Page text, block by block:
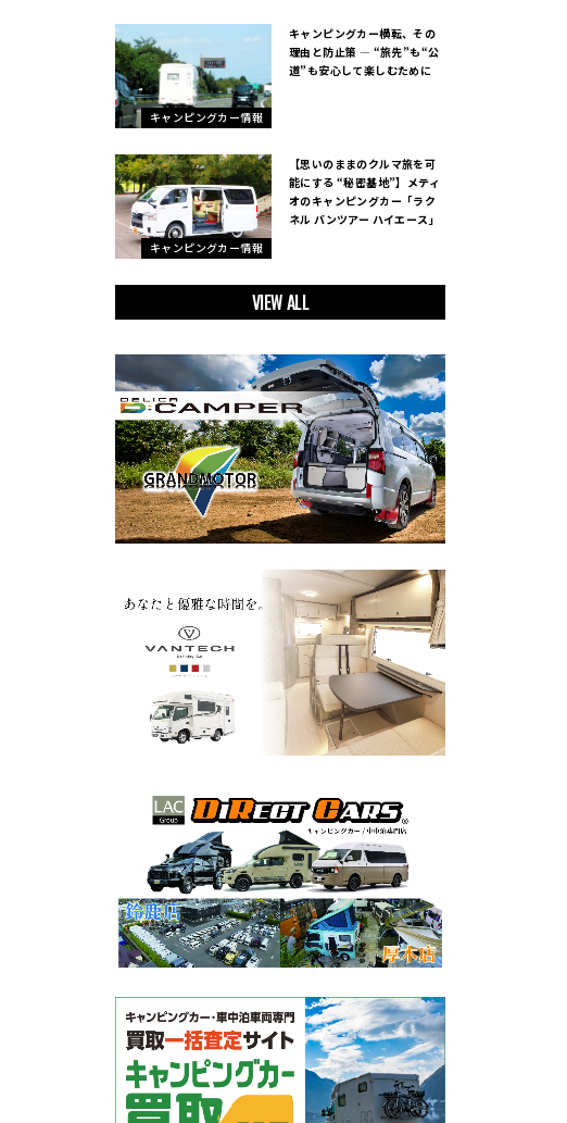
キャンピングカー情報
キャンピングカー横転、その
理由と防止策 ― “旅先”も“公
道”も安心して楽しむために
キャンピングカー情報
【思いのままのクルマ旅を可
能にする “秘密基地”】メティ
オのキャンピングカー「ラク
ネル バンツアー ハイエース」
VIEW ALL